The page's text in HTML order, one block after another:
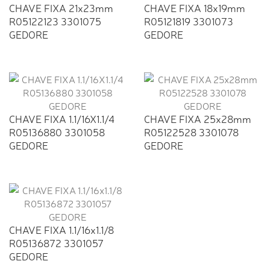
CHAVE FIXA 21x23mm
R05122123 3301075
GEDORE
CHAVE FIXA 18x19mm
R05121819 3301073
GEDORE
CHAVE FIXA 1.1/16X1.1/4
R05136880 3301058
GEDORE
CHAVE FIXA 25x28mm
R05122528 3301078
GEDORE
CHAVE FIXA 1.1/16x1.1/8
R05136872 3301057
GEDORE